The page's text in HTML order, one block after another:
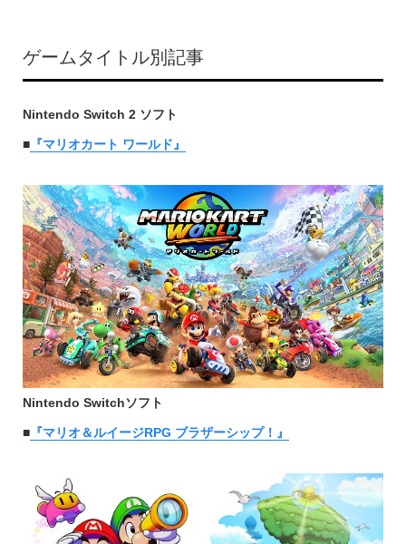
ゲームタイトル別記事
Nintendo Switch 2 ソフト
■『マリオカート ワールド』
Nintendo Switchソフト
■『マリオ＆ルイージRPG ブラザーシップ！』